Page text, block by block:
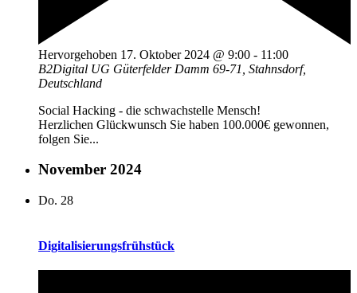
Hervorgehoben 17. Oktober 2024 @ 9:00 - 11:00
B2Digital UG Güterfelder Damm 69-71, Stahnsdorf,
Deutschland
Social Hacking - die schwachstelle Mensch!
Herzlichen Glückwunsch Sie haben 100.000€ gewonnen,
folgen Sie...
November 2024
Do. 28
Digitalisierungsfrühstück